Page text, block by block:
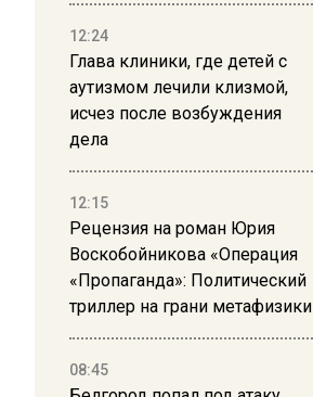
12:24
Глава клиники, где детей с
аутизмом лечили клизмой,
исчез после возбуждения
дела
12:15
Рецензия на роман Юрия
Воскобойникова «Операция
«Пропаганда»: Политический
триллер на грани метафизики
08:45